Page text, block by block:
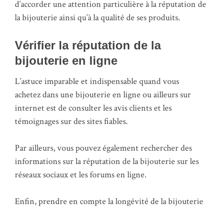
d’accorder une attention particulière à la réputation de
la bijouterie ainsi qu’à la qualité de ses produits.
Vérifier la réputation de la
bijouterie en ligne
L’astuce imparable et indispensable quand vous
achetez dans une bijouterie en ligne ou ailleurs sur
internet est de consulter les avis clients et les
témoignages sur des sites fiables.
Par ailleurs, vous pouvez également rechercher des
informations sur la réputation de la bijouterie sur les
réseaux sociaux et les forums en ligne.
Enfin, prendre en compte la longévité de la bijouterie